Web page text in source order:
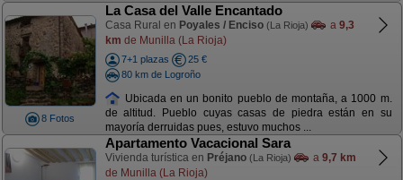
8 Fotos
La Casa del Valle Encantado
Casa Rural en Poyales / Enciso (La Rioja) a 9,3
km de Munilla (La Rioja)
7+1 plazas
25 €
80 km de Logroño
Ubicada en un bonito pueblo de montaña, a 1000 m.
de altitud. Pueblo cuyas casas de piedra están en su
mayoría derruidas pues, estuvo muchos ...
Apartamento Vacacional Sara
Vivienda turística en Préjano (La Rioja) a 9,7 km
de Munilla (La Rioja)